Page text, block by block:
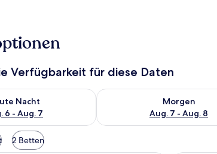
Verfügbarkeit für diese Daten
Nacht
6 - Aug. 7
für heute Nacht, Aug. 6 - Aug. 7.
Morgen
Aug. 7 - Aug. 8
Überprüfe die
2 Betten